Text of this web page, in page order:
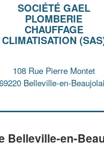
SOCIÉTÉ GAEL
PLOMBERIE
CHAUFFAGE
CLIMATISATION
108 Rue Pierre Montet
Belleville-en-
Belleville-en-